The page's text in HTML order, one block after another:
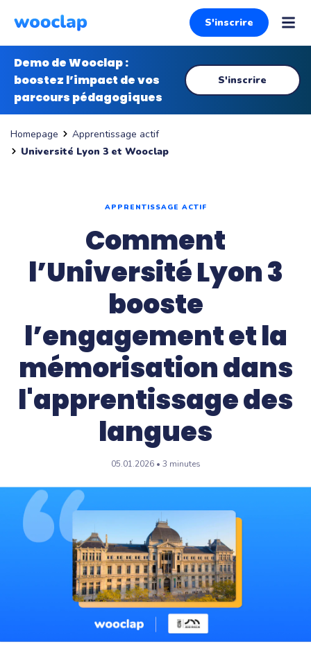
S'inscrire
Demo de Wooclap :
boostez l’impact de vos
parcours pédagogiques
S'inscrire
Homepage
Apprentissage actif
Université Lyon 3 et Wooclap
APPRENTISSAGE ACTIF
Comment
l’Université Lyon 3
booste
l’engagement et la
mémorisation dans
l'apprentissage des
langues
05.01.2026 • 3 minutes